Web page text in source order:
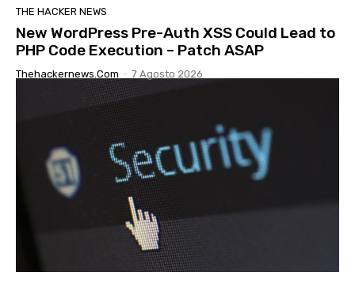
THE HACKER NEWS
New WordPress Pre-Auth XSS Could Lead to
PHP Code Execution – Patch ASAP
Thehackernews.com - 7 Agosto 2026